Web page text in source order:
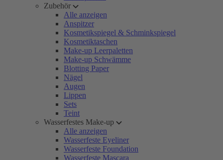
Zubehör
Alle anzeigen
Anspitzer
Kosmetikspiegel & Schminkspiegel
Kosmetiktaschen
Make-up Leerpaletten
Make-up Schwämme
Blotting Paper
Nägel
Augen
Lippen
Sets
Teint
Wasserfestes Make-up
Alle anzeigen
Wasserfeste Eyeliner
Wasserfeste Foundation
Wasserfeste Mascara